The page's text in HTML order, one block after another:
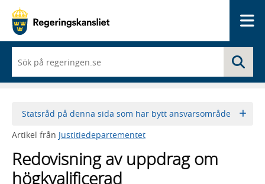
du
börjar
skriva
framträder
lista
med
sökförslag
Statsråd på denna sida som har bytt ansvarsområde
Artikel från Justitiedepartementet
Redovisning av uppdrag om
högkvalificerad